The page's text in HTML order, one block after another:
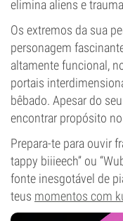
elimina aliens e
Os extremos da sua
personagem
altamente funcional,
portais
bêbado. Apesar do
encontrar propósito
Prepara-te para ouvir
tappy biiieech” ou
fonte inesgotável de
teus momentos com